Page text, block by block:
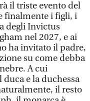
il triste evento del
finalmente i figli, i
degli Invictus
nel 2027, e ai
ha invitato il padre,
su come debba
A cui
e la duchessa
il resto